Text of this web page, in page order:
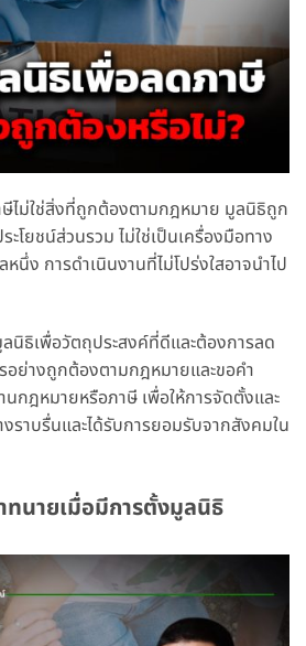
ไม่ใช่สิ่งที่ถูกต้องตามกฎหมาย มูลนิธิถูก
โยชน์ส่วนรวม ไม่ใช่เป็นเครื่องมือทาง
ง การดำเนินงานที่ไม่โปร่งใสอาจนำไป
นิธิเพื่อวัตถุประสงค์ที่ดีและต้องการลด
อย่างถูกต้องตามกฎหมายและขอคำ
กฎหมายหรือภาษี เพื่อให้การจัดตั้งและ
ราบรื่นและได้รับการยอมรับจากสังคมใน
นายเมื่อมีการตั้งมูลนิธิ